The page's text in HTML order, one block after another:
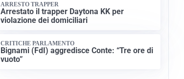
ARRESTO TRAPPER
Arrestato il trapper Daytona KK per
violazione dei domiciliari
CRITICHE PARLAMENTO
Bignami (FdI) aggredisce Conte: “Tre ore di
vuoto”